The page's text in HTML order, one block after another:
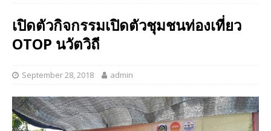
เปิดตัวกิจกรรมเปิดตัวชุมชนท่องเที่ยว
OTOP นวัตวิถี
September 28, 2018 admin